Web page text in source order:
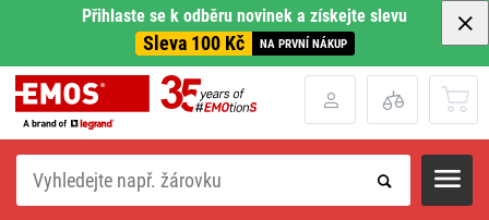
Přihlaste se k odběru novinek a získejte slevu
Sleva 100 Kč NA PRVNÍ NÁKUP
Hledat